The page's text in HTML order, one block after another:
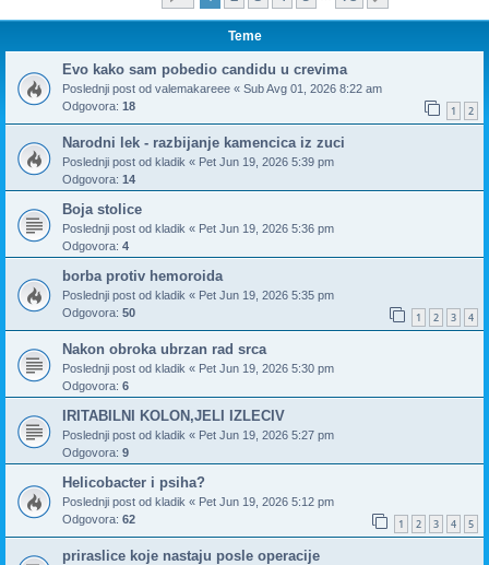
Teme
Evo kako sam pobedio candidu u crevima
Poslednji post od valemakareee « Sub Avg 01, 2026 8:22 am
Odgovora: 18 1 2
Narodni lek - razbijanje kamencica iz zuci
Poslednji post od kladik « Pet Jun 19, 2026 5:39 pm
Odgovora: 14
Boja stolice
Poslednji post od kladik « Pet Jun 19, 2026 5:36 pm
Odgovora: 4
borba protiv hemoroida
Poslednji post od kladik « Pet Jun 19, 2026 5:35 pm
Odgovora: 50 1 2 3 4
Nakon obroka ubrzan rad srca
Poslednji post od kladik « Pet Jun 19, 2026 5:30 pm
Odgovora: 6
IRITABILNI KOLON,JELI IZLECIV
Poslednji post od kladik « Pet Jun 19, 2026 5:27 pm
Odgovora: 9
Helicobacter i psiha?
Poslednji post od kladik « Pet Jun 19, 2026 5:12 pm
Odgovora: 62 1 2 3 4 5
priraslice koje nastaju posle operacije